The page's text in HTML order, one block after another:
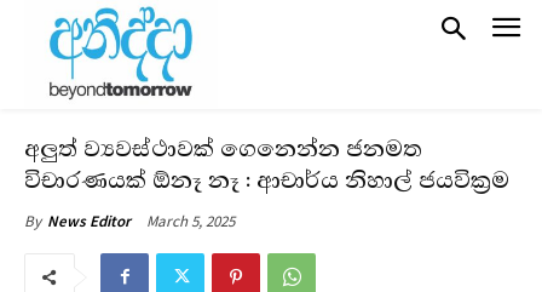
අලුත් ව්‍යවස්ථාවක් ගෙනෙන්න ජනමත
විචාරණයක් ඕනෑ නෑ : ආචාර්ය නිහාල් ජයවික්‍රම
By News Editor March 5, 2025